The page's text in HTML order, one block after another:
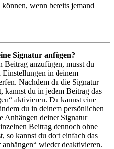
wenn bereits jemand
Signatur anfügen?
Beitrag anzufügen, musst du
Einstellungen in deinem
Nachdem du die Signatur
kannst du in jedem Beitrag das
aktivieren. Du kannst eine
du in deinem persönlichen
Anhängen deiner Signatur
Beitrag dennoch ohne
so kannst du dort einfach das
wieder deaktivieren.